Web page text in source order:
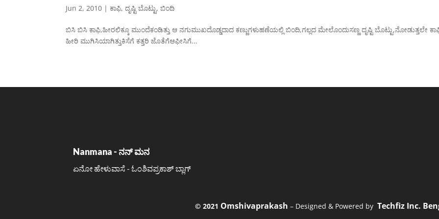
Jun 2, 2010 | ಕಾಫಿ,ದೃಷ್ಟಿ ಬೊಟ್ಟು,ಬಿಂದಿ
ಬಿಸಿ ಬಿಸಿ ಕಾಫಿ,ಹೀರಲಿಕ್ಕೂ ಮುಂದೆಕಂಡಿತ್ತು ಆ ನಗುಮುಖದೊಡ್ಡದಾದ ಕಣ್ಣುಗಳುಹಣೆಯಲ್ಲಿ ಬಿಂದಿ,ಗಲ್ಲದ ಮೇಲೊಂದುಸಣ್ಣ ದೃಷ್ಟಿ ಬೊಟ್ಟು,ನೋಡುತ್ತಲೇ
ಹೀರಿ ಮುಗಿಸಿಯಾಗಿತ್ತುಕಿಸೆಗೆ ಕತ್ತರಿ ಜೊತೆಗೆಆಫೀಸಿಗೆ...
Nanmana - ನನ್ ಮನ
ಏನೋ ಹೇಳುವಾಸೆ - ಓಂಶಿವಪ್ರಕಾಶ್ ಬ್ಲಾಗ್
©️ 2021 Omshivaprakash – Designed & Powered by Techfiz Inc.